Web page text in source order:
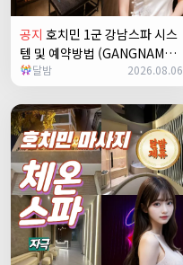
공지 호치민 1군 강남스파 시스
템 및 예약방법 (GANGNAM
SPA)
달밤 2026.08.06